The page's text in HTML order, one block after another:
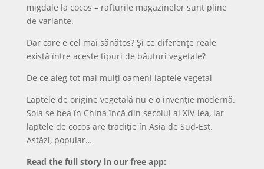
migdale la cocos – rafturile magazinelor sunt pline
de variante.
Dar care e cel mai sănătos? Și ce diferențe reale
există între aceste tipuri de băuturi vegetale?
De ce aleg tot mai mulți oameni laptele vegetal
Laptele de origine vegetală nu e o invenție modernă.
Soia se bea în China încă din secolul al XIV-lea, iar
laptele de cocos are tradiție în Asia de Sud-Est.
Astăzi, popular…
Read the full story in our free app: